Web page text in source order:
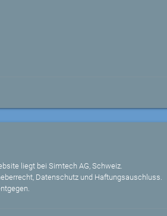
liegt bei Simtech AG, Schweiz.
Datenschutz und Haftungsauschluss.